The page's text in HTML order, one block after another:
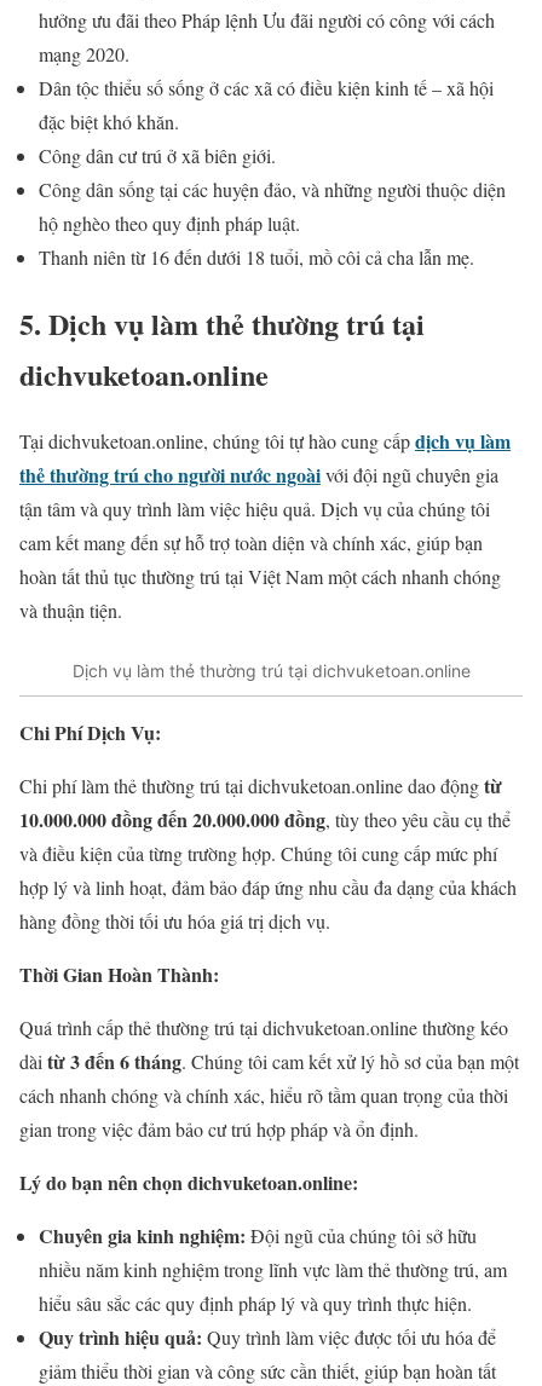
hưởng ưu đãi theo Pháp lệnh Ưu đãi người có công với cách
mạng 2020.
Dân tộc thiểu số sống ở các xã có điều kiện kinh tế – xã hội
đặc biệt khó khăn.
Công dân cư trú ở xã biên giới.
Công dân sống tại các huyện đảo, và những người thuộc diện
hộ nghèo theo quy định pháp luật.
Thanh niên từ 16 đến dưới 18 tuổi, mồ côi cả cha lẫn mẹ.
5. Dịch vụ làm thẻ thường trú tại
dichvuketoan.online
Tại dichvuketoan.online, chúng tôi tự hào cung cấpdịch vụ làm
thẻ thường trú cho người nước ngoàivới đội ngũ chuyên gia
tận tâm và quy trình làm việc hiệu quả. Dịch vụ của chúng tôi
cam kết mang đến sự hỗ trợ toàn diện và chính xác, giúp bạn
hoàn tất thủ tục thường trú tại Việt Nam một cách nhanh chóng
và thuận tiện.
Dịch vụ làm thẻ thường trú tại dichvuketoan.online
Chi Phí Dịch Vụ:
Chi phí làm thẻ thường trú tại dichvuketoan.online dao độngtừ
10.000.000 đồng đến 20.000.000 đồng, tùy theo yêu cầu cụ thể
và điều kiện của từng trường hợp. Chúng tôi cung cấp mức phí
hợp lý và linh hoạt, đảm bảo đáp ứng nhu cầu đa dạng của khách
hàng đồng thời tối ưu hóa giá trị dịch vụ.
Thời Gian Hoàn Thành:
Quá trình cấp thẻ thường trú tại dichvuketoan.online thường kéo
dàitừ 3 đến 6 tháng. Chúng tôi cam kết xử lý hồ sơ của bạn một
cách nhanh chóng và chính xác, hiểu rõ tầm quan trọng của thời
gian trong việc đảm bảo cư trú hợp pháp và ổn định.
Lý do bạn nên chọn dichvuketoan.online:
Chuyên gia kinh nghiệm: Đội ngũ của chúng tôi sở hữu
nhiều năm kinh nghiệm trong lĩnh vực làm thẻ thường trú, am
hiểu sâu sắc các quy định pháp lý và quy trình thực hiện.
Quy trình hiệu quả: Quy trình làm việc được tối ưu hóa để
giảm thiểu thời gian và công sức cần thiết, giúp bạn hoàn tất